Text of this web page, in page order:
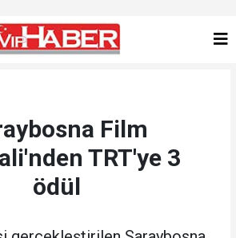
Film
TRT'ye 3
ödül